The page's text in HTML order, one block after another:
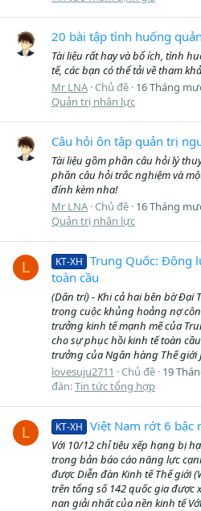
20 bài tập tình huống
Tài liệu rất hay và bổ ích, tình
tế, các bạn có thể tải về tham
Mr LNA Chủ đề 16 Tháng
Quản trị nhân lực
Câu hỏi ôn tập quản trị
Tài liệu gồm phần câu hỏi lý
phần câu hỏi trắc nghiệm và
đính kèm nha!
Mr LNA Chủ đề 16 Tháng
Quản trị nhân lực
L KT-XH
Trung Quốc: Động
toàn cầu
(Dân trí) - Khi cả hai bên bờ Đại
trong cuộc khủng hoảng nợ
trưởng kinh tế mạnh mẽ của
cho sự phục hồi kinh tế toàn
trưởng của Ngân hàng Thế giới
lovesuju2711
Chủ đề 19
đàn:Tin tức tổng hợp
L KT-XH Việt Nam rớt 6 bậc
Với 10/12 chỉ tiêu xếp hạng bị
trong bản báo cáo năng lực
được Diễn đàn Kinh tế Thế giới
trên tổng số 142 quốc gia được
nan giải nhất của nền kinh tế